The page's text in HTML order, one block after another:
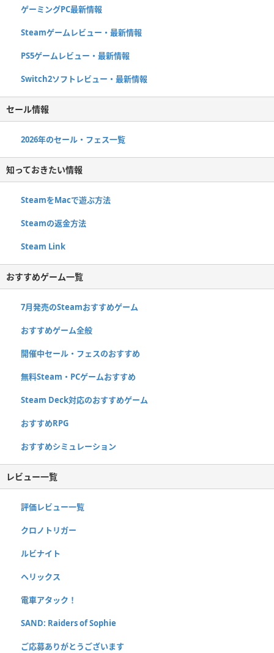
ゲーミングPC最新情報
Steamゲームレビュー・最新情報
PS5ゲームレビュー・最新情報
Switch2ソフトレビュー・最新情報
セール情報
2026年のセール・フェス一覧
知っておきたい情報
SteamをMacで遊ぶ方法
Steamの返金方法
Steam Link
おすすめゲーム一覧
7月発売のSteamおすすめゲーム
おすすめゲーム全般
開催中セール・フェスのおすすめ
無料Steam・PCゲームおすすめ
Steam Deck対応のおすすめゲーム
おすすめRPG
おすすめシミュレーション
レビュー一覧
評価レビュー一覧
クロノトリガー
ルビナイト
ヘリックス
電車アタック！
SAND: Raiders of Sophie
ご応募ありがとうございます